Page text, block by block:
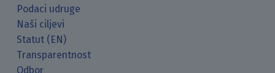
Podaci udruge
Naši ciljevi
Statut (EN)
Transparentnost
Odbor